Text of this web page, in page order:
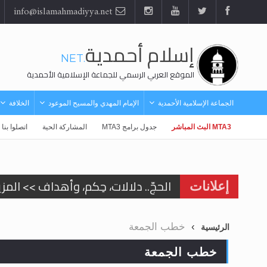
إسلام أحمدية.NET
الموقع العربي الرسمي للجماعة الإسلامية الأحمدية
الجماعة الإسلامية الأحمدية الإمام المهدي والمسيح الموعود الخلافة
MTA3 البث المباشر جدول برامج MTA3 المشاركة الحية اتصلوا بنا
إعلانات
الحجّ.. دلالات، حِكم، وأهداف >>
اقرأ هذا المقال في أهمية عيد
الرئيسية خطب الجمعة
خطب الجمعة